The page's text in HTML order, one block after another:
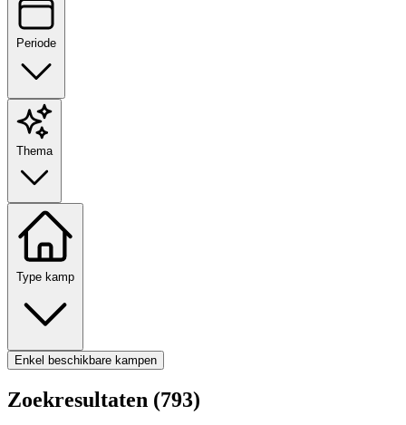
Periode
Thema
Type kamp
Enkel beschikbare kampen
Zoekresultaten (793)